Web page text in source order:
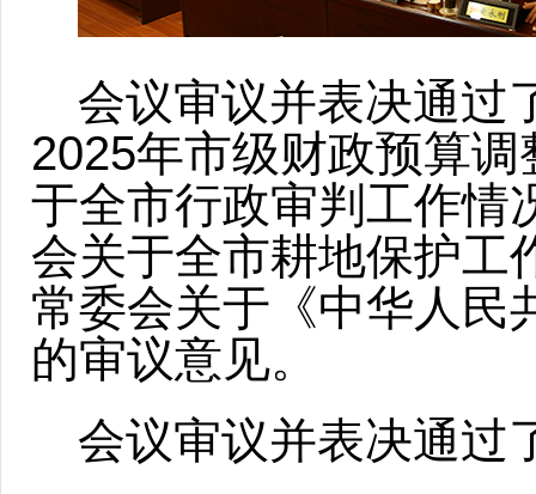
会议审议并表决通过
2025年市级财政预算
于全市行政审判工作情
会关于全市耕地保护工
常委会关于《中华人民
的审议意见。
会议审议并表决通过